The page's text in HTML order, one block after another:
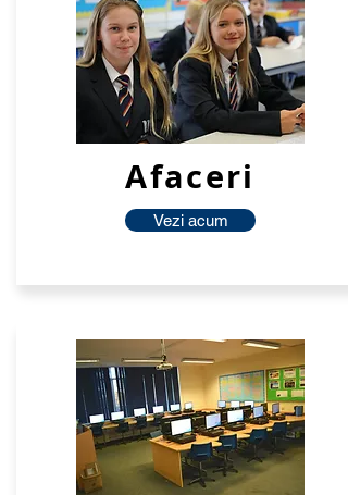
Afaceri
Vezi acum